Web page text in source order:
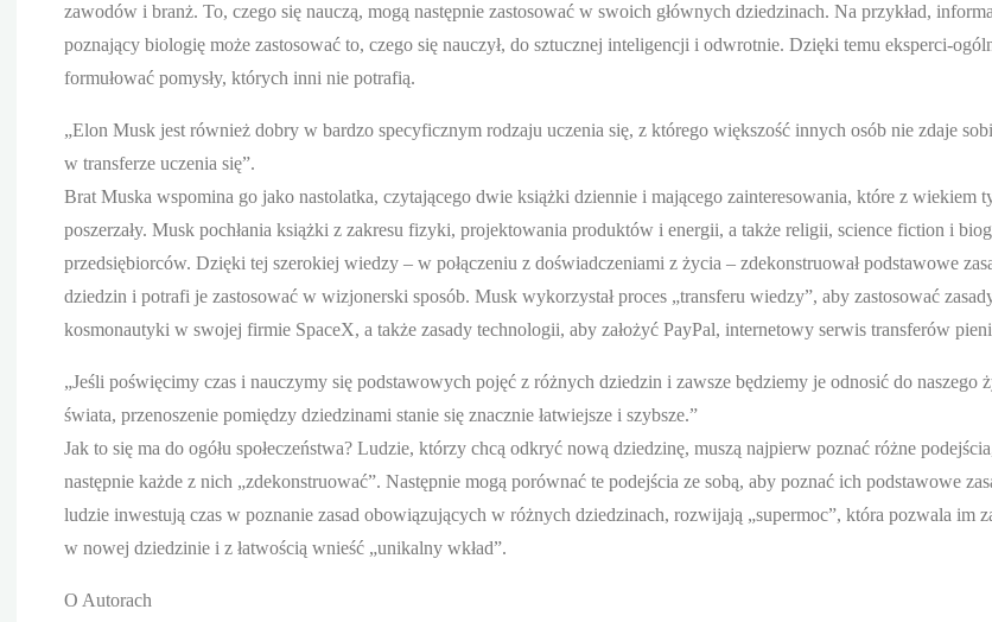
zawodów i branż. To, czego się nauczą, mogą następnie zastosować w swoich głównych dziedzinach. Na przykład,
poznający biologię może zastosować to, czego się nauczył, do sztucznej inteligencji i odwrotnie. Dzięki temu eksperci-
formułować pomysły, których inni nie potrafią.
„Elon Musk jest również dobry w bardzo specyficznym rodzaju uczenia się, z którego większość innych osób nie zdaje
w transferze uczenia się”.
Brat Muska wspomina go jako nastolatka, czytającego dwie książki dziennie i mającego zainteresowania, które z wiekiem
poszerzały. Musk pochłania książki z zakresu fizyki, projektowania produktów i energii, a także religii, science fiction i
przedsiębiorców. Dzięki tej szerokiej wiedzy – w połączeniu z doświadczeniami z życia – zdekonstruował podstawowe
dziedzin i potrafi je zastosować w wizjonerski sposób. Musk wykorzystał proces „transferu wiedzy”, aby zastosować
kosmonautyki w swojej firmie SpaceX, a także zasady technologii, aby założyć PayPal, internetowy serwis transferów
„Jeśli poświęcimy czas i nauczymy się podstawowych pojęć z różnych dziedzin i zawsze będziemy je odnosić do naszego
świata, przenoszenie pomiędzy dziedzinami stanie się znacznie łatwiejsze i szybsze.”
Jak to się ma do ogółu społeczeństwa? Ludzie, którzy chcą odkryć nową dziedzinę, muszą najpierw poznać różne
następnie każde z nich „zdekonstruować”. Następnie mogą porównać te podejścia ze sobą, aby poznać ich podstawowe
ludzie inwestują czas w poznanie zasad obowiązujących w różnych dziedzinach, rozwijają „supermoc”, która pozwala im
w nowej dziedzinie i z łatwością wnieść „unikalny wkład”.
O Autorach